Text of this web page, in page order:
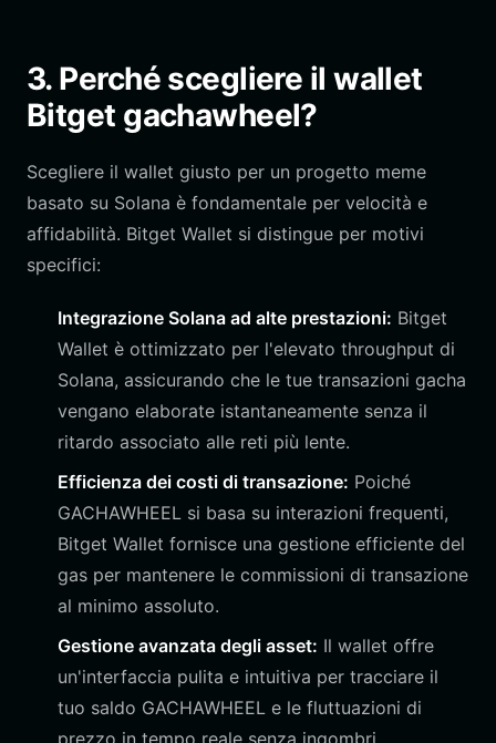
3. Perché scegliere il wallet
Bitget gachawheel?
Scegliere il wallet giusto per un progetto meme
basato su Solana è fondamentale per velocità e
affidabilità. Bitget Wallet si distingue per motivi
specifici:
Integrazione Solana ad alte prestazioni: Bitget
Wallet è ottimizzato per l'elevato throughput di
Solana, assicurando che le tue transazioni gacha
vengano elaborate istantaneamente senza il
ritardo associato alle reti più lente.
Efficienza dei costi di transazione: Poiché
GACHAWHEEL si basa su interazioni frequenti,
Bitget Wallet fornisce una gestione efficiente del
gas per mantenere le commissioni di transazione
al minimo assoluto.
Gestione avanzata degli asset: Il wallet offre
un'interfaccia pulita e intuitiva per tracciare il
tuo saldo GACHAWHEEL e le fluttuazioni di
prezzo in tempo reale senza ingombri.